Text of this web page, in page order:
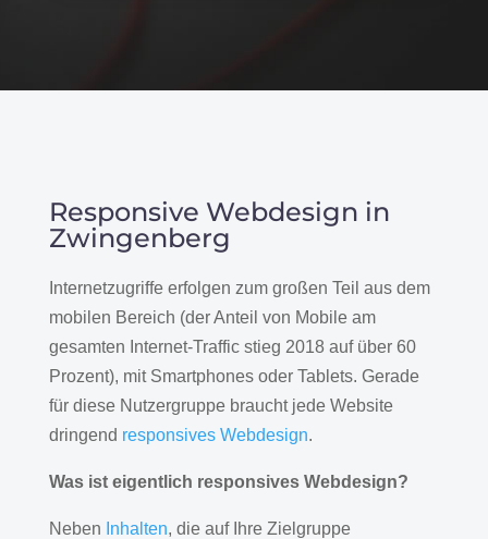
Responsive Webdesign in
Zwingenberg
Internetzugriffe erfolgen zum großen Teil aus dem
mobilen Bereich (der Anteil von Mobile am
gesamten Internet-Traffic stieg 2018 auf über 60
Prozent), mit Smartphones oder Tablets. Gerade
für diese Nutzergruppe braucht jede Website
dringend responsives Webdesign.
Was ist eigentlich responsives Webdesign?
Neben Inhalten, die auf Ihre Zielgruppe